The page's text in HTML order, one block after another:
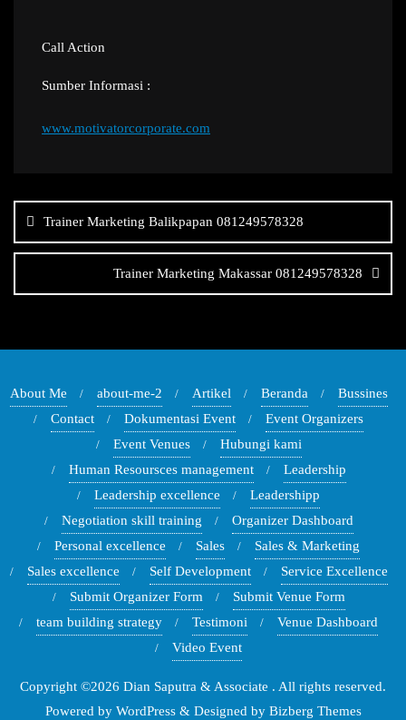
Call Action
Sumber Informasi :
www.motivatorcorporate.com
posTrainer Marketing Balikpapan 081249578328
Trainer Marketing Makassar 081249578328
About Me about-me-2 Artikel Beranda
Bussines
Contact
Dokumentasi Event
Event Organizers
Event Venues
Hubungi kami
Human Resoursces management
Leadership
Leadership excellence
Leadershipp
Negotiation skill training
Organizer Dashboard
Personal excellence
Sales
Sales & Marketing
Sales excellence
Self Development
Service Excellence
Submit Organizer Form
Submit Venue Form
team building strategy
Testimoni
Venue Dashboard
Video Event
Copyright ©2026 Dian Saputra & Associate . All rights reserved.
Powered by WordPress & Designed by Bizberg Themes